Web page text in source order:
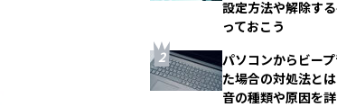
設定方法や解除す
っておこう
パソコンからビー
た場合の対処法とは
音の種類や原因を